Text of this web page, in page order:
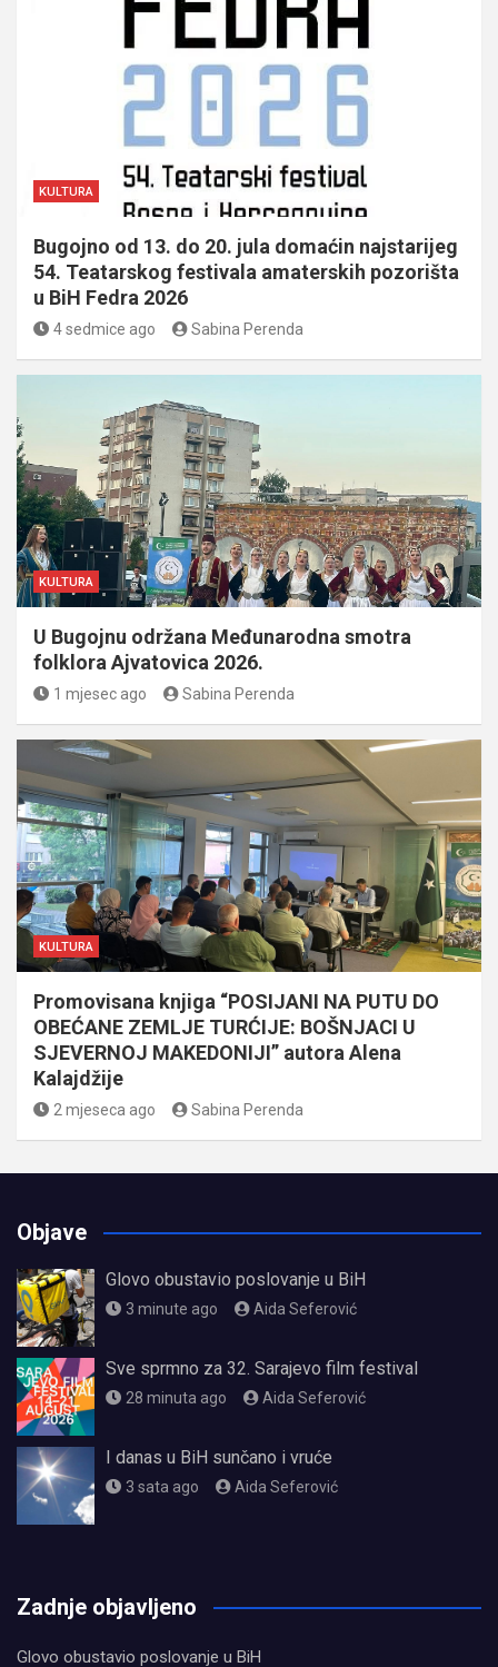
KULTURA
Bugojno od 13. do 20. jula domaćin najstarijeg
54. Teatarskog festivala amaterskih pozorišta
u BiH Fedra 2026
4 sedmice ago Sabina Perenda
KULTURA
U Bugojnu održana Međunarodna smotra
folklora Ajvatovica 2026.
1 mjesec ago Sabina Perenda
KULTURA
Promovisana knjiga “POSIJANI NA PUTU DO
OBEĆANE ZEMLJE TURĆIJE: BOŠNJACI U
SJEVERNOJ MAKEDONIJI” autora Alena
Kalajdžije
2 mjeseca ago Sabina Perenda
Objave
Glovo obustavio poslovanje u BiH
3 minute ago Aida Seferović
Sve sprmno za 32. Sarajevo film festival
28 minuta ago Aida Seferović
I danas u BiH sunčano i vruće
3 sata ago Aida Seferović
Zadnje objavljeno
Glovo obustavio poslovanje u BiH